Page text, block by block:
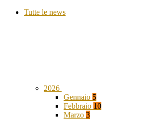
Tutte le news
2026
Gennaio 5
Febbraio 10
Marzo 3